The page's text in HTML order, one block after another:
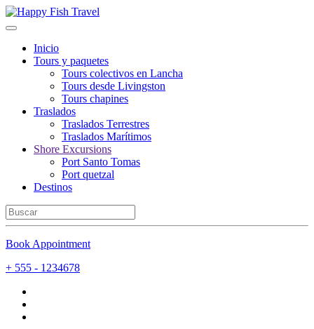
Inicio
Tours y paquetes
Tours colectivos en Lancha
Tours desde Livingston
Tours chapines
Traslados
Traslados Terrestres
Traslados Marítimos
Shore Excursions
Port Santo Tomas
Port quetzal
Destinos
Book Appointment
+ 555 - 1234678